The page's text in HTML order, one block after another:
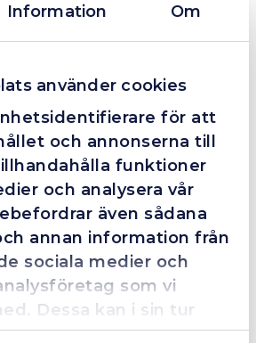
Information Om
använder cookies
för att
och annonserna till
funktioner
och analysera vår
även sådana
annan information från
sociala medier och
som vi
Dessa kan i sin tur
med annan
10 Reviews
som det blev lite strul med,
och löste det långt över
med Alexander, som förtjänar